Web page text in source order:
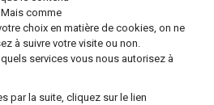
de la semaine en